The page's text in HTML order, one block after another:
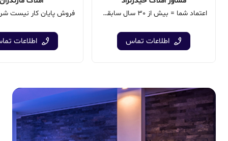
اعتماد شما = بیش از 30 سال سابقه ما
اطلاعات تماس اطلاعات